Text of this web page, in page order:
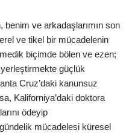
ve arkadaşlarımın son
ve tikel bir mücadelenin
biçimde bölen ve ezen;
güçlük
Cruz’daki kanunsuz
Kaliforniya’daki doktora
ödeyip
mücadelesi küresel